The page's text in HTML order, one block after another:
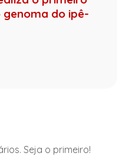
do ipê-
Seja o primeiro!